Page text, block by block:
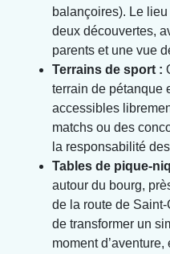
balançoires). Le
deux découvertes,
parents et une vue
Terrains de sport :
terrain de pétanque
accessibles
matchs ou des
la responsabilité
Tables de pique-
autour du bourg,
de la route de
de transformer un
moment